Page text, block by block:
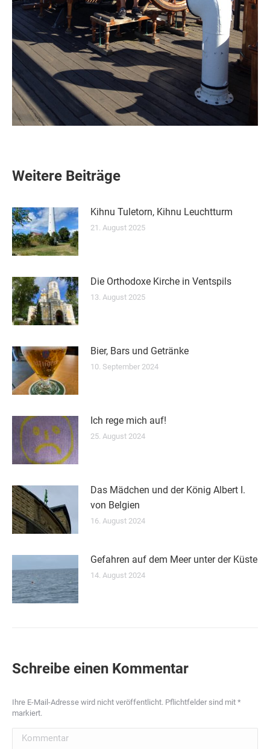
Weitere Beiträge
Kihnu Tuletorn, Kihnu Leuchtturm
21. August 2025
Die Orthodoxe Kirche in Ventspils
13. August 2025
Bier, Bars und Getränke
10. September 2024
Ich rege mich auf!
25. August 2024
Das Mädchen und der König Albert I.
von Belgien
16. August 2024
Gefahren auf dem Meer unter der Küste
14. August 2024
Schreibe einen Kommentar
Ihre E-Mail-Adresse wird nicht veröffentlicht. Pflichtfelder sind mit *
markiert.
Kommentar